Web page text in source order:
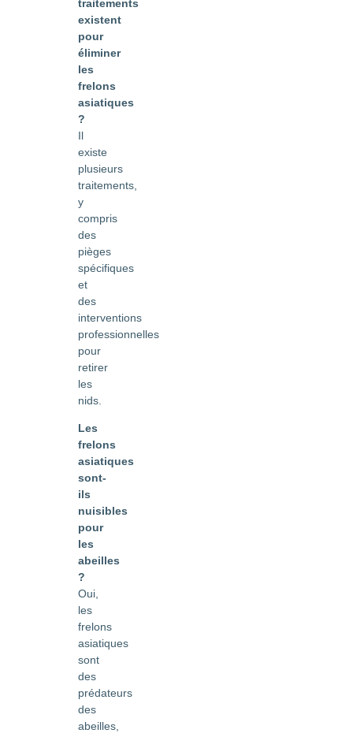
traitements
existent
pour
éliminer
les
frelons
asiatiques
?
Il
existe
plusieurs
traitements,
y
compris
des
pièges
spécifiques
et
des
interventions
professionnelles
pour
retirer
les
nids.
Les
frelons
asiatiques
sont-
ils
nuisibles
pour
les
abeilles
?
Oui,
les
frelons
asiatiques
sont
des
prédateurs
des
abeilles,